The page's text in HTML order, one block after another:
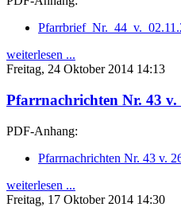
weiterlesen ...
Freitag, 24 Oktober 2014 14:13
Pfarrnachrichten Nr. 43 v.
PDF-Anhang:
Pfarrnachrichten Nr. 43 v.
weiterlesen ...
Freitag, 17 Oktober 2014 14:30